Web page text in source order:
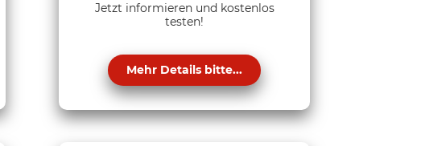
Jetzt informieren und kostenlos
testen!
Mehr Details bitte...